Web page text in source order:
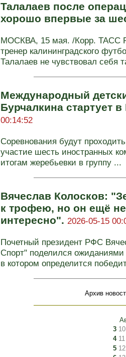
Талалаев после
хорошо впервые за
МОСКВА, 15 мая. /Корр. ТАСС
тренер калининградского
Талалаев не чувствовал себя
Международный
Бурчалкина стартует
00:14:52
Соревнования будут
участие шесть иностранных
итогам жеребьевки в группу ...
Вячеслав Колосков:
к трофею, но он ещё
интересно". 2026-05-15
Почетный президент РФС
Спорт" поделился
в котором определится
Архив
3 10
4 11
5 12